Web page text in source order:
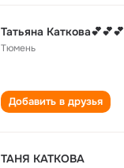
Татьяна Каткова💕💕💕
Тюмень
Добавить в друзья
ТАНЯ КАТКОВА